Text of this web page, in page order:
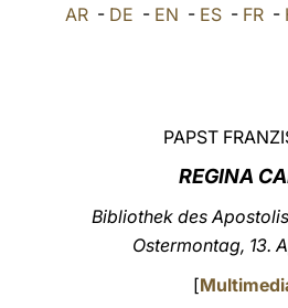
AR- DE - EN - ES- FR-
PAPST
REGINA
Bibliothek des
Ostermontag, 13.
[